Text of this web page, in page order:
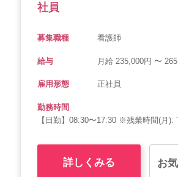
社員
募集職種 看護師
給与 月給 235,000円 〜
雇用形態 正社員
勤務時間
【日勤】08:30〜17:30 ※残業時間(月):
詳しくみる お